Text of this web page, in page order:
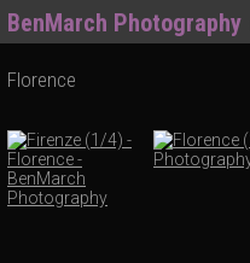
BenMarch Photography
Florence